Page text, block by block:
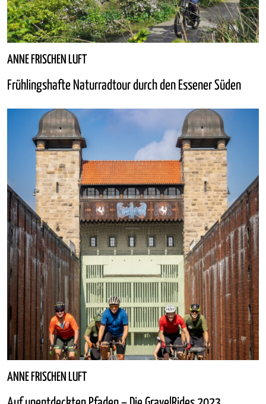
ANNE FRISCHEN LUFT
Frühlingshafte Naturradtour durch den Essener Süden
ANNE FRISCHEN LUFT